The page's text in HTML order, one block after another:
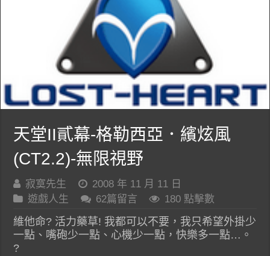
天堂II貳幕-格勒西亞．繽炫風
(CT2.2)-無限視野
寂寞先生
2008 年 11 月 11 日
遊戲人生
62篇留言 180 點擊數
維他命? 活力藥草! 我都可以不要，我只希望外掛少
一點、嘴砲少一點、心機少一點，快樂多一點…。
?